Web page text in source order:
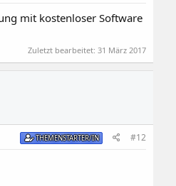
mit kostenloser Software
Zuletzt bearbeitet: 31 März 2017
THEMENSTARTER/IN #12